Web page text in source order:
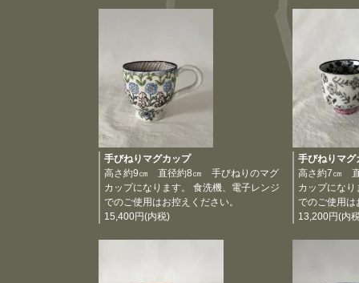
手びねりマグカップ
高さ約9㎝ 直径約8㎝ 手びねりのマグ
カップになります。 食洗機、電子レンジ
でのご使用はお控えください。
15,400円(内税)
手びねりマグ
高さ約7㎝
カップにな
でのご使用は
13,200円(内